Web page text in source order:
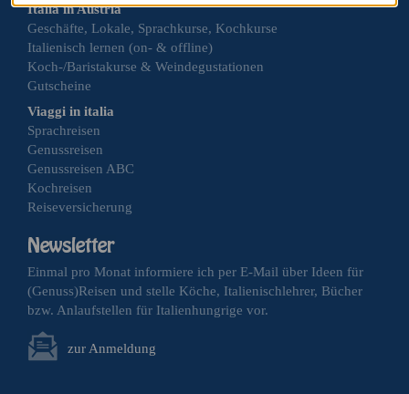
Italia in Austria
Geschäfte, Lokale, Sprachkurse, Kochkurse
Italienisch lernen (on- & offline)
Koch-/Baristakurse & Weindegustationen
Gutscheine
Viaggi in italia
Sprachreisen
Genussreisen
Genussreisen ABC
Kochreisen
Reiseversicherung
Einmal pro Monat informiere ich per E-Mail über Ideen für
(Genuss)Reisen und stelle Köche, Italienischlehrer, Bücher
bzw. Anlaufstellen für Italienhungrige vor.
zur Anmeldung